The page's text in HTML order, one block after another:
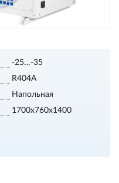
-25…-35
R404A
Напольная
1700х760х1400